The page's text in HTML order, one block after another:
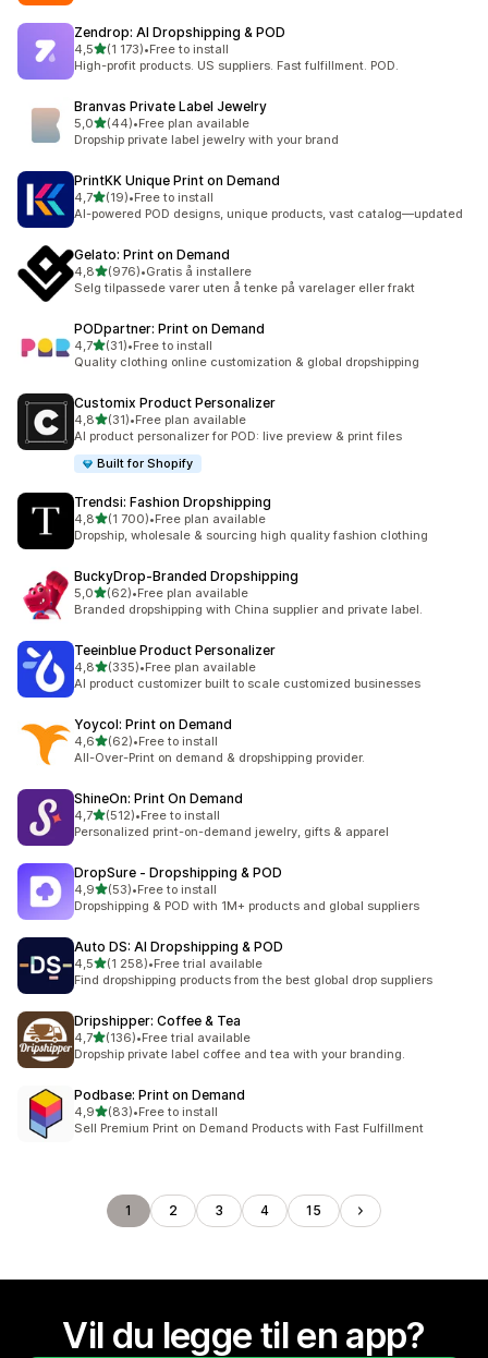
Zendrop: AI Dropshipping & POD
4,5av 5 stjerner
(1 173)
Totalt 1173 omtaler
•Free to install
High-profit products. US suppliers. Fast fulfillment. POD.
Branvas Private Label Jewelry
5,0av 5 stjerner
(44)
Totalt 44 omtaler
•Free plan available
Dropship private label jewelry with your brand
PrintKK Unique Print on Demand
4,7av 5 stjerner
(19)
Totalt 19 omtaler
•Free to install
AI-powered POD designs, unique products, vast catalog—updated
Gelato: Print on Demand
4,8av 5 stjerner
(976)
Totalt 976 omtaler
•Gratis å installere
Selg tilpassede varer uten å tenke på varelager eller frakt
PODpartner: Print on Demand
4,7av 5 stjerner
(31)
Totalt 31 omtaler
•Free to install
Quality clothing online customization & global dropshipping
Customix Product Personalizer
4,8av 5 stjerner
(31)
Totalt 31 omtaler
•Free plan available
AI product personalizer for POD: live preview & print files
Built for Shopify
Trendsi: Fashion Dropshipping
4,8av 5 stjerner
(1 700)
Totalt 1700 omtaler
•Free plan available
Dropship, wholesale & sourcing high quality fashion clothing
BuckyDrop‑Branded Dropshipping
5,0av 5 stjerner
(62)
Totalt 62 omtaler
•Free plan available
Branded dropshipping with China supplier and private label.
Teeinblue Product Personalizer
4,8av 5 stjerner
(335)
Totalt 335 omtaler
•Free plan available
AI product customizer built to scale customized businesses
Yoycol: Print on Demand
4,6av 5 stjerner
(62)
Totalt 62 omtaler
•Free to install
All-Over-Print on demand & dropshipping provider.
ShineOn: Print On Demand
4,7av 5 stjerner
(512)
Totalt 512 omtaler
•Free to install
Personalized print-on-demand jewelry, gifts & apparel
DropSure ‑ Dropshipping & POD
4,9av 5 stjerner
(53)
Totalt 53 omtaler
•Free to install
Dropshipping & POD with 1M+ products and global suppliers
Auto DS: AI Dropshipping & POD
4,5av 5 stjerner
(1 258)
Totalt 1258 omtaler
•Free trial available
Find dropshipping products from the best global drop suppliers
Dripshipper: Coffee & Tea
4,7av 5 stjerner
(136)
Totalt 136 omtaler
•Free trial available
Dropship private label coffee and tea with your branding.
Podbase: Print on Demand
4,9av 5 stjerner
(83)
Totalt 83 omtaler
•Free to install
Sell Premium Print on Demand Products with Fast Fulfillment
1 2 3 4 15
Vil du legge til en app?